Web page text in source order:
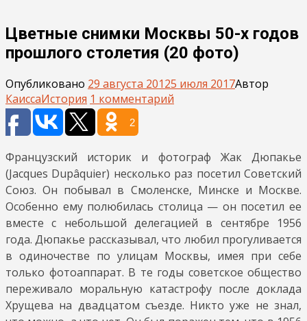
Цветные снимки Москвы 50-х годов
прошлого столетия (20 фото)
Опубликовано 29 августа 20125 июля 2017Автор
КаиссаИстория 1 комментарий
2
Французский историк и фотограф Жак Дюпакье
(Jacques Dupâquier) несколько раз посетил Советский
Союз. Он побывал в Смоленске, Минске и Москве.
Особенно ему полюбилась столица — он посетил ее
вместе с небольшой делегацией в сентябре 1956
года. Дюпакье рассказывал, что любил прогуливается
в одиночестве по улицам Москвы, имея при себе
только фотоаппарат. В те годы советское общество
переживало моральную катастрофу после доклада
Хрущева на двадцатом съезде. Никто уже не знал,